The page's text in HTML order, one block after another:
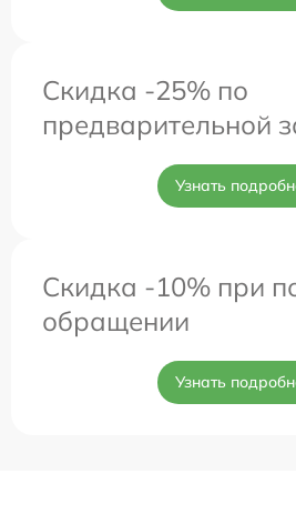
Скидка -25% по
предварительной
Узнать
Скидка -10% при
обращении
Узнать